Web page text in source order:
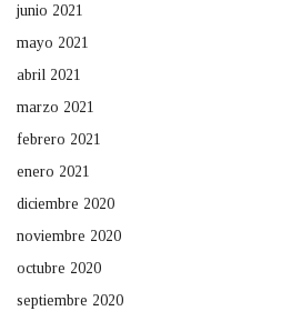
junio 2021
mayo 2021
abril 2021
marzo 2021
febrero 2021
enero 2021
diciembre 2020
noviembre 2020
octubre 2020
septiembre 2020